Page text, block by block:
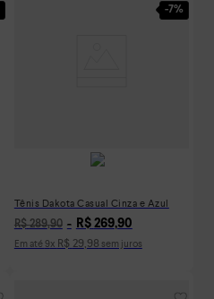
-7%
Tênis Dakota Casual Cinza e Azul
R$ 289,90 R$ 269,90
Em até 9x R$ 29,98 sem juros